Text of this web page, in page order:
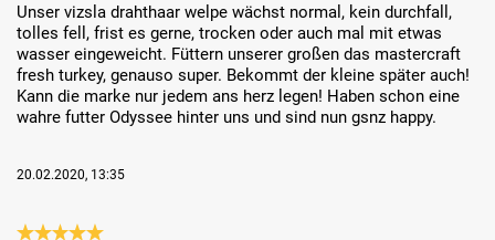
Unser vizsla drahthaar welpe wächst normal, kein durchfall,
tolles fell, frist es gerne, trocken oder auch mal mit etwas
wasser eingeweicht. Füttern unserer großen das mastercraft
fresh turkey, genauso super. Bekommt der kleine später auch!
Kann die marke nur jedem ans herz legen! Haben schon eine
wahre futter Odyssee hinter uns und sind nun gsnz happy.
20.02.2020, 13:35